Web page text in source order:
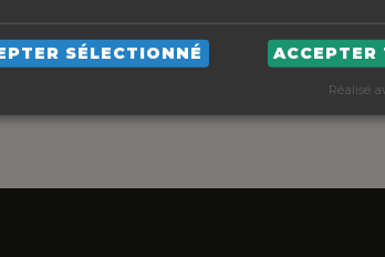
SÉLECTIONNÉ ACCEPTER
Réalisé